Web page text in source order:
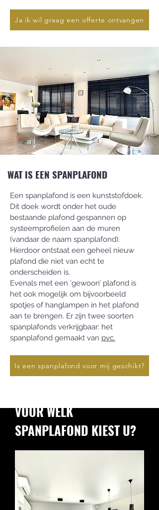
Ja ik wil graag een offerte ontvangen
WAT IS EEN SPANPLAFOND
Een spanplafond is een kunststofdoek.
Dit doek wordt onder het oude
bestaande plafond gespannen op
systeemprofielen aan de muren
(vandaar de naam spanplafond).
Hierdoor ontstaat een geheel nieuw
plafond die niet van echt te
onderscheiden is.
Evenals met een ‘gewoon’ plafond is
het ook mogelijk om bijvoorbeeld
spotjes of hanglampen in het plafond
aan te brengen. Er zijn twee soorten
spanplafonds verkrijgbaar: het
spanplafond gemaakt van pvc.
Is een spanplafond voor mij geschikt?
VOOR WELK
SPANPLAFOND KIEST U?